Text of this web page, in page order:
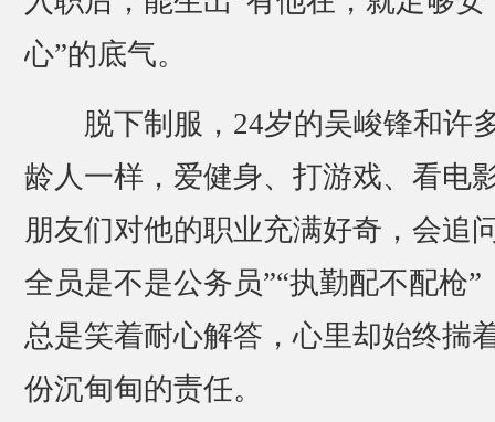
心”的底气。
脱下制服，24岁的吴峻锋和许
龄人一样，爱健身、打游戏、看电
朋友们对他的职业充满好奇，会追
全员是不是公务员”“执勤配不配枪”
总是笑着耐心解答，心里却始终揣
份沉甸甸的责任。